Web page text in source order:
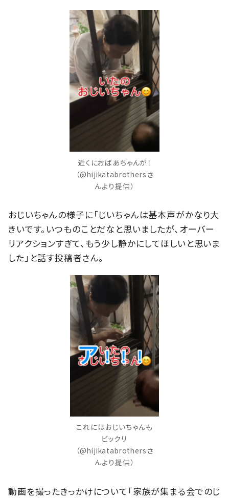
近くにおばあちゃんが！
（@hijikatabrothersさ
んより提供）
おじいちゃんの様子に「じいちゃんは基本声がかなり大
きいです。いつものことだなと思いましたが、オーバー
リアクションすぎて、もう少し静かにしてほしいと思いま
した」と話す投稿者さん。
これにはおじいちゃんも
ビックリ
（@hijikatabrothersさ
んより提供）
動画を撮ったきっかけについて「家族が集まる会でのじ